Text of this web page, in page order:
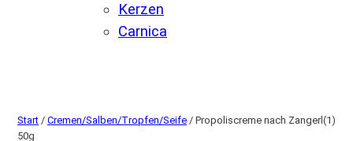
Kerzen
Carnica
Start / Cremen/Salben/Tropfen/Seife / Propoliscreme nach Zangerl(1)
50g